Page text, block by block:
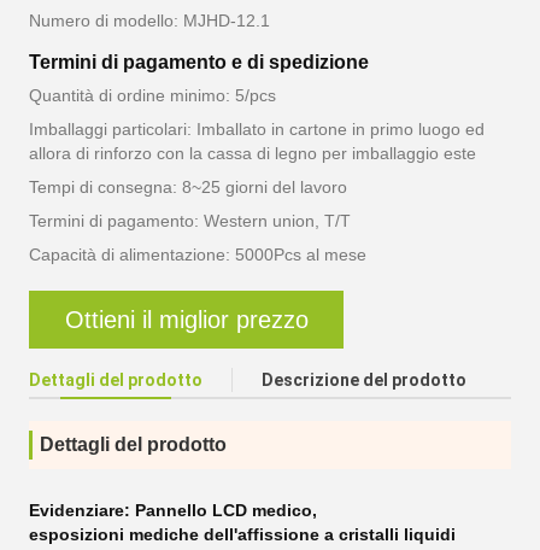
Numero di modello: MJHD-12.1
Termini di pagamento e di spedizione
Quantità di ordine minimo: 5/pcs
Imballaggi particolari: Imballato in cartone in primo luogo ed
allora di rinforzo con la cassa di legno per imballaggio este
Tempi di consegna: 8~25 giorni del lavoro
Termini di pagamento: Western union, T/T
Capacità di alimentazione: 5000Pcs al mese
Ottieni il miglior prezzo
Dettagli del prodotto Descrizione del prodotto
Dettagli del prodotto
Evidenziare: Pannello LCD medico,
esposizioni mediche dell'affissione a cristalli liquidi